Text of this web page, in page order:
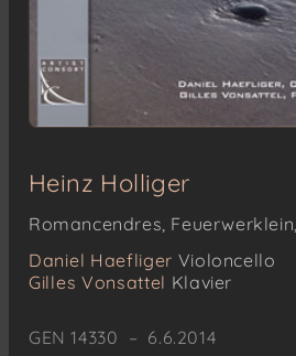
Heinz Holliger
Romancendres,
Daniel Haefliger Violoncello
Gilles Vonsattel Klavier
GEN 14330 – 6.6.2014